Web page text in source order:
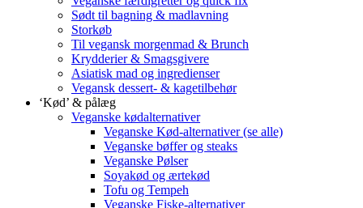
Sødt til bagning & madlavning
Storkøb
Til vegansk morgenmad & Brunch
Krydderier & Smagsgivere
Asiatisk mad og ingredienser
Vegansk dessert- & kagetilbehør
‘Kød’ & pålæg
Veganske kødalternativer
Veganske Kød-alternativer (se alle)
Veganske bøffer og steaks
Veganske Pølser
Soyakød og ærtekød
Tofu og Tempeh
Veganske Fiske-alternativer